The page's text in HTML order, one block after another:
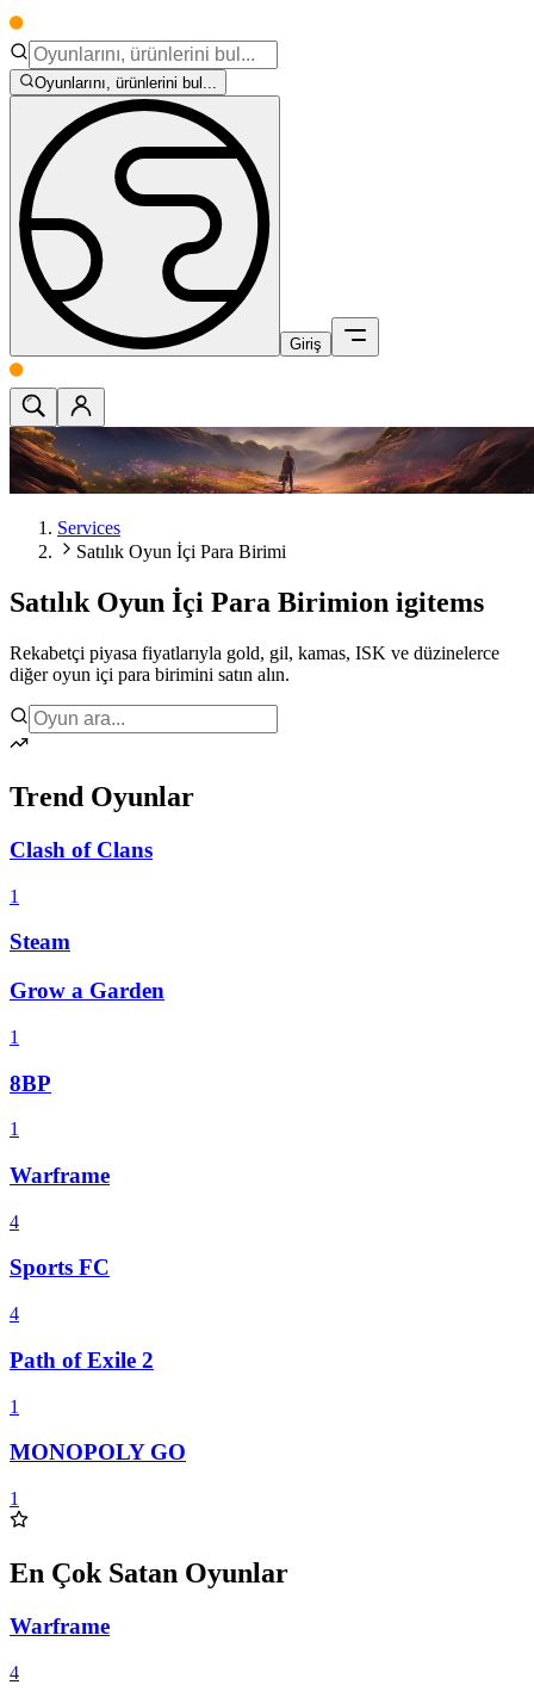
Oyunlarını, ürünlerini bul...
Giriş
Services
Satılık Oyun İçi Para Birimi
Satılık Oyun İçi Para Birimion igitems
Rekabetçi piyasa fiyatlarıyla gold, gil, kamas, ISK ve düzinelerce
diğer oyun içi para birimini satın alın.
Trend Oyunlar
Clash of Clans
1
Steam
Grow a Garden
1
8BP
1
Warframe
4
Sports FC
4
Path of Exile 2
1
MONOPOLY GO
1
En Çok Satan Oyunlar
Warframe
4